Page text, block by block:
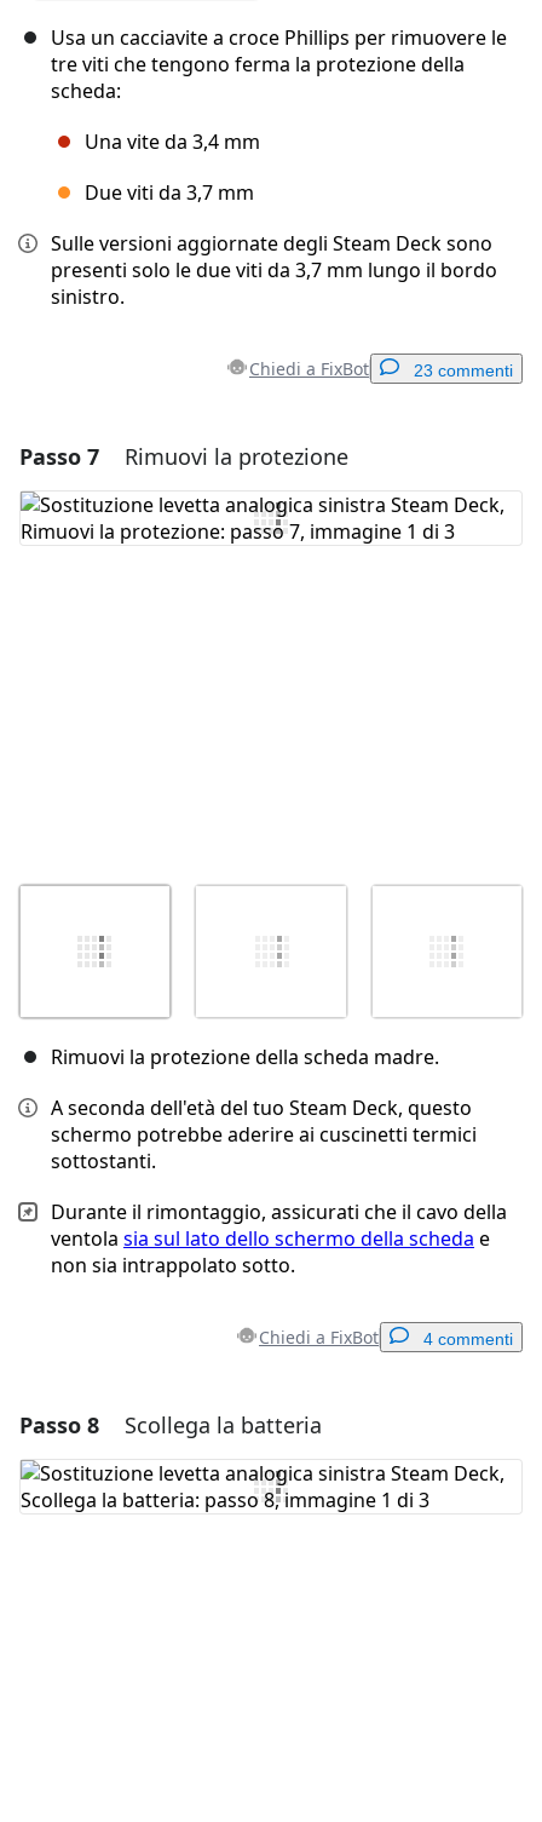
Usa un cacciavite a croce Phillips per rimuovere le
tre viti che tengono ferma la protezione della
scheda:
Una vite da 3,4 mm
Due viti da 3,7 mm
Sulle versioni aggiornate degli Steam Deck sono
presenti solo le due viti da 3,7 mm lungo il bordo
sinistro.
Chiedi a FixBot 23 commenti
Aggiungi un commento
Aggiungi Commento
Passo 7 Rimuovi la protezione
Rimuovi la protezione della scheda madre.
A seconda dell'età del tuo Steam Deck, questo
schermo potrebbe aderire ai cuscinetti termici
sottostanti.
Durante il rimontaggio, assicurati che il cavo della
ventola sia sul lato dello schermo della scheda e
non sia intrappolato sotto.
Chiedi a FixBot 4 commenti
Aggiungi un commento
Aggiungi Commento
Passo 8 Scollega la batteria